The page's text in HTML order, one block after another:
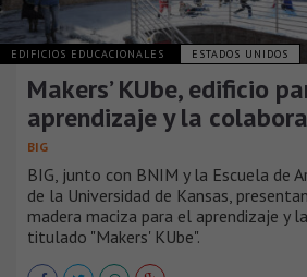
EDIFICIOS EDUCACIONALES ESTADOS UNIDOS
Makers’ KUbe, edificio
aprendizaje y la
BIG
BIG, junto con BNIM y la Escuela de
de la Universidad de Kansas,
madera maciza para el aprendizaje y
titulado "Makers' KUbe".